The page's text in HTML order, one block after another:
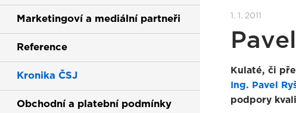
1. 1. 2011
Kulaté, či
Ing. Pavel
podpory
Marketingoví a mediální partneři
Reference
Kronika ČSJ
Obchodní a platební podmínky